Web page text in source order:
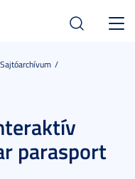
Sajtóarchívum
parasport